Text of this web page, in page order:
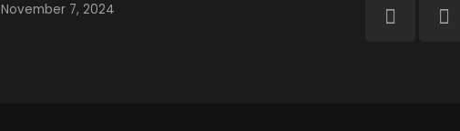
November 7, 2024